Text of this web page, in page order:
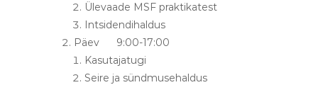
Ülevaade MSF praktikatest
Intsidendihaldus
Päev 9:00-17:00
Kasutajatugi
Seire ja sündmusehaldus